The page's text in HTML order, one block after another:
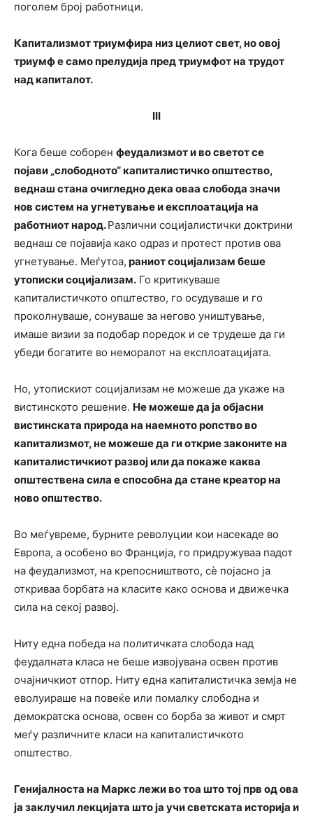
поголем број работници.
Капитализмот триумфира низ целиот свет, но овој
триумф е само прелудија пред триумфот на трудот
над капиталот.
III
Кога беше соборен феудализмот и во светот се
појави „слободното“ капиталистичко општество,
веднаш стана очигледно дека оваа слобода значи
нов систем на угнетување и експлоатација на
работниот народ.Различни социјалистички доктрини
веднаш се појавија како одраз и протест против ова
угнетување. Меѓутоа, раниот социјализам беше
утописки социјализам. Го критикуваше
капиталистичкото општество, го осудуваше и го
проколнуваше, сонуваше за негово уништување,
имаше визии за подобар поредок и се трудеше да ги
убеди богатите во неморалот на експлоатацијата.
Но, утопискиот социјализам не можеше да укаже на
вистинското решение. Не можеше да ја објасни
вистинската природа на наемното ропство во
капитализмот, не можеше да ги открие законите на
капиталистичкиот развој или да покаже каква
општествена сила е способна да стане креатор на
ново општество.
Во меѓувреме, бурните револуции кои насекаде во
Европа, а особено во Франција, го придружуваа падот
на феудализмот, на крепосништвото, сè појасно ја
откриваа борбата на класите како основа и движечка
сила на секој развој.
Ниту една победа на политичката слобода над
феудалната класа не беше извојувана освен против
очајничкиот отпор. Ниту една капиталистичка земја не
еволуираше на повеќе или помалку слободна и
демократска основа, освен со борба за живот и смрт
меѓу различните класи на капиталистичкото
општество.
Генијалноста на Маркс лежи во тоа што тој прв од ова
ја заклучил лекцијата што ја учи светската историја и